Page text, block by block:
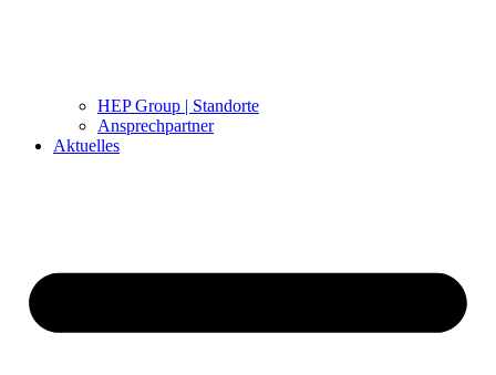
HEP Group | Standorte
Ansprechpartner
Aktuelles